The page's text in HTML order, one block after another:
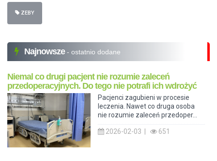
ZEBY
Najnowsze - ostatnio dodane
Niemal co drugi pacjent nie rozumie zaleceń
przedoperacyjnych. Do tego nie potrafi ich wdrożyć
Pacjenci zagubieni w procesie
leczenia. Nawet co druga osoba
nie rozumie zaleceń przedoper...
2026-02-03 | 651